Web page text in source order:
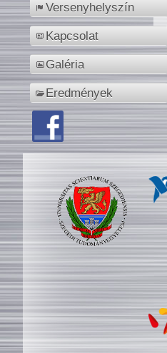
Versenyhelyszín
Kapcsolat
Galéria
Eredmények